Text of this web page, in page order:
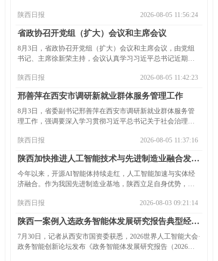
部署，以严实举措保障全省安全度汛，维护人民群众生命财
委秘书长李钧等参加调研。
陕西日报 2026-08-05 11:56:24
省政协召开党组（扩大）会议和主席会议
8月3日，省政协召开党组（扩大）会议和主席会议，由党组
书记、主席徐新荣主持，会议认真学习习近平总书记近期重
全会精神，研究贯彻落实工作。强调要围绕经济社会发展重
关文件，交流考察调研成果。
陕西日报 2026-08-05 11:42:23
邢善萍在西安市调研新就业群体服务管理工作
8月3日，省委副书记邢善萍在西安市调研新就业群体服务管
理工作，强调要深入学习贯彻习近平总书记关于社会治理的
服务管理。她走访企业和服务中心，对不同新就业群体提出
方作用做好工作。
陕西日报 2026-08-05 11:37:16
陕西加快推进人工智能技术与先进制造业融合发展，构建现代化产业体系—— 为“陕西造”增智赋能
今年以来，开源AI智能体持续走红，人工智能加速与实体经
济融合。作为我国先进制造业基地，陕西立足自身优势，抢
制造业双向赋能。2025年其人工智能相关产业成果显著。陕
能电气西北产业园等企业应用AI取得成效，但AI在制造业应
用存在可靠性、稳定性等问题，思安新能源等企业探索解决
办法。省工信厅征集组建专家智库和服务平台，以形成产业
陕西日报 2026-08-03 09:21:14
陕西一案例入选政务智能体发展研究报告典型经验案例
7月30日，记者从西安市国资委获悉，2026世界人工智能大会·
政务智能创新论坛发布《政务智能体发展研究报告（2026